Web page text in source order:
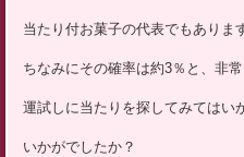
当たり付お菓子の代表でもありま
ちなみにその確率は約3％と、非
運試しに当たりを探してみてはい
いかがでしたか？